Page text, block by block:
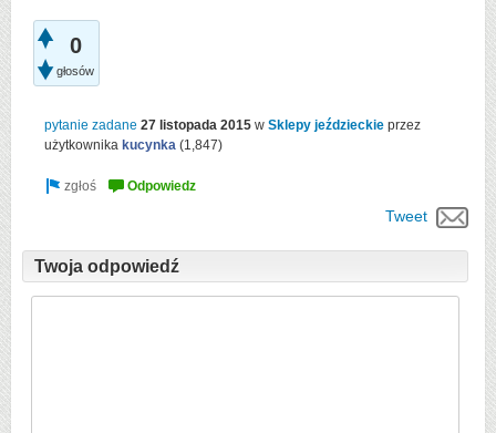
0
głosów
pytanie zadane 27 listopada 2015 w Sklepy jeździeckie przez
użytkownika kucynka (1,847)
Tweet
Twoja odpowiedź